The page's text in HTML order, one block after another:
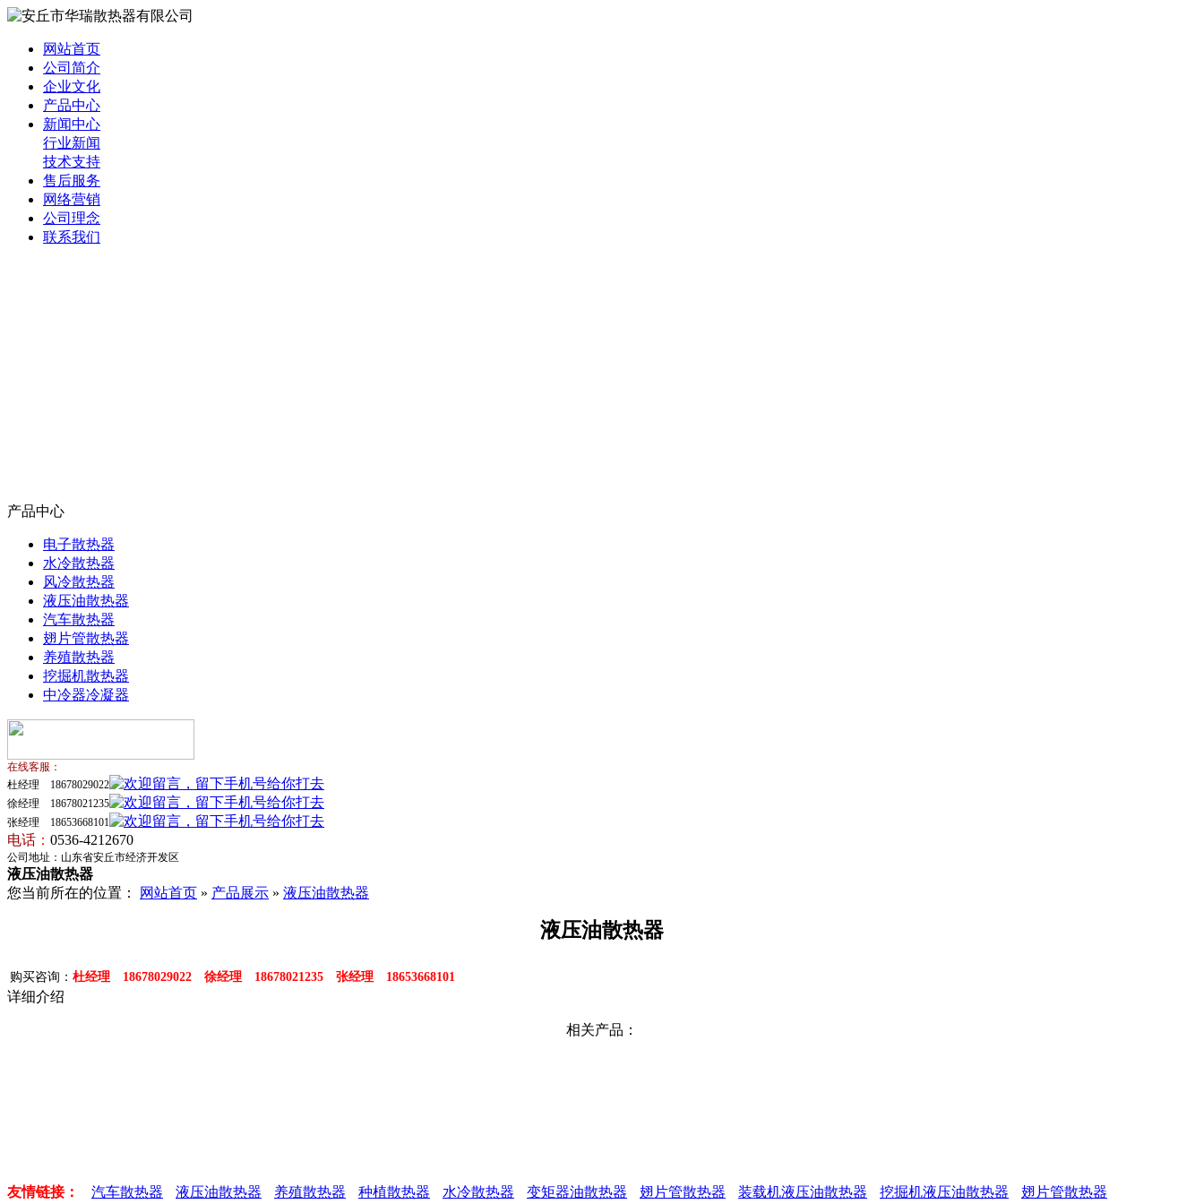
网站首页
公司简介
企业文化
产品中心
新闻中心
行业新闻
技术支持
售后服务
网络营销
公司理念
联系我们
产品中心
电子散热器
水冷散热器
风冷散热器
液压油散热器
汽车散热器
翅片管散热器
养殖散热器
挖掘机散热器
中冷器冷凝器
在线客服：
杜经理 18678029022
徐经理 18678021235
张经理 18653668101
电话 ： 0536-4212670
公司地址：山东省安丘市经济开发区
液压油散热器
您当前所在的位置：
网站首页 » 产品展示 » 液压油散热器
液压油散热器
购买咨询： 杜经理 18678029022 徐经理 18678021235 张经理 18653668101
详细介绍
相关产品：
友情链接： 汽车散热器 液压油散热器 养殖散热器 种植散热器 水冷散热器 变矩器油散热器 翅片管散热器 装载机液压油散热器 挖掘机液压油散热器 翅片管散热器